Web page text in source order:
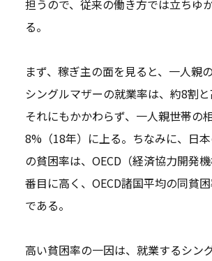
担うので、従来の働き方では立ちゆ
る。
まず、稼ぎ主の面を見ると、一人親
シングルマザーの就業率は、約8割と
それにもかかわらず、一人親世帯の
8%（18年）に上る。ちなみに、日
の貧困率は、OECD（経済協力開発
番目に高く、OECD諸国平均の同貧
である。
高い貧困率の一因は、就業するシン